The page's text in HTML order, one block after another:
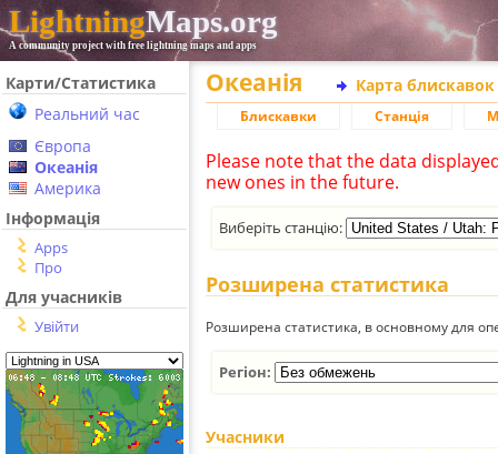
LightningMaps.org
A community project with free lightning maps and apps
Карти/Статистика
Реальний час
Європа
Океанія
Америка
Інформація
Apps
Про
Для учасників
Увійти
Океанія Карта
Блискавки Станція
Please note that the data
new ones in the future.
Виберіть станцію:
Розширена статистика
Розширена статистика, в основному для
Регіон:
Учасники